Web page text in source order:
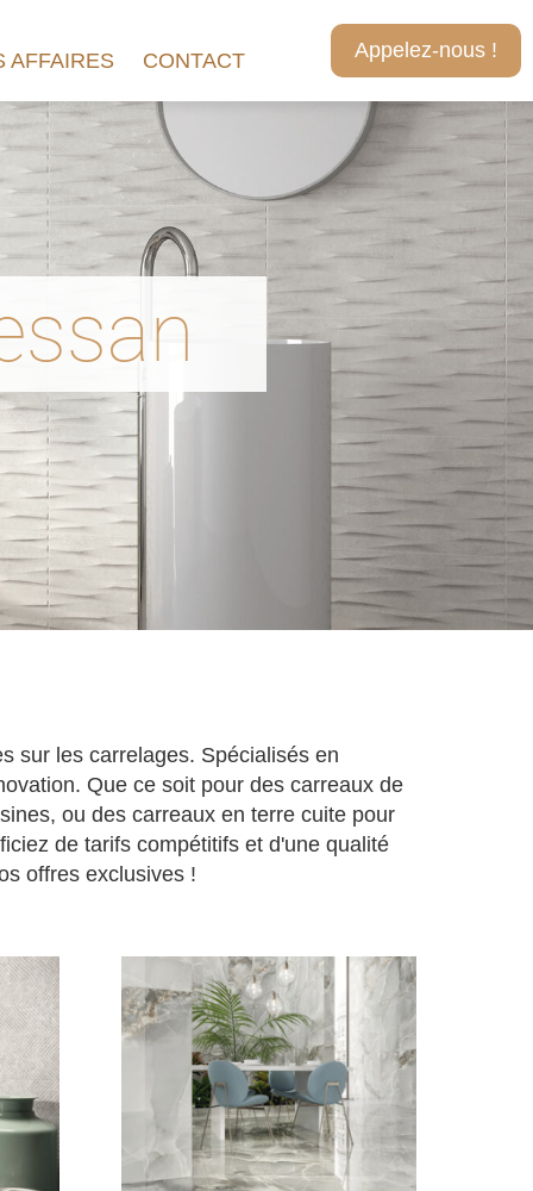
Appelez-nous !
AFFAIRES CONTACT
sur les carrelages. Spécialisés en
Que ce soit pour des carreaux de
ou des carreaux en terre cuite pour
de tarifs compétitifs et d'une qualité
offres exclusives !